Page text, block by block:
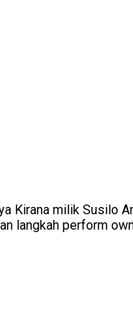
Kirana milik Susilo
langkah perform